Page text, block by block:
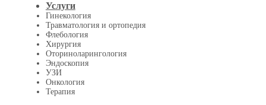
Услуги
Гинекология
Травматология и ортопедия
Флебология
Хирургия
Оториноларингология
Эндоскопия
УЗИ
Онкология
Терапия